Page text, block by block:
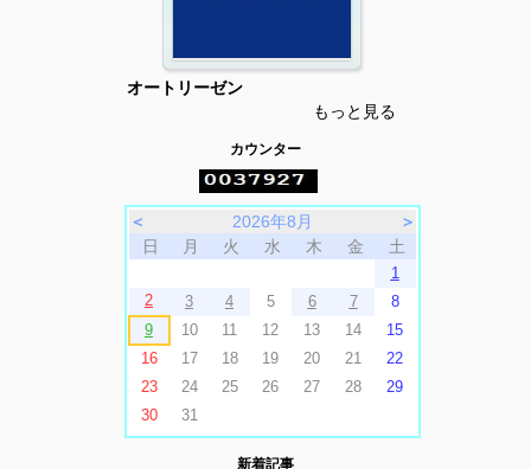
オートリーゼン
もっと見る
カウンター
＜ 2026年8月
＞
日
月 火 水 木 金 土
1
2
3 4 5 6 7
8
9
10 11 12 13 14
15
16
17 18 19 20 21
22
23
24 25 26 27 28
29
30
31
新着記事